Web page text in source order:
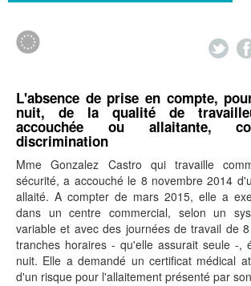
L'absence de prise en compte,
nuit, de la qualité de
accouchée ou allaitante,
discrimination
Mme Gonzalez Castro qui travaille
sécurité, a accouché le 8 novembre 2014
allaité. A compter de mars 2015, elle a
dans un centre commercial, selon un
variable et avec des journées de travail de
tranches horaires - qu'elle assurait seule -,
nuit. Elle a demandé un certificat médical
d'un risque pour l'allaitement présenté par